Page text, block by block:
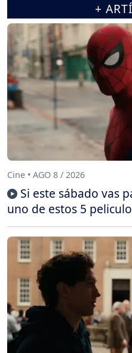
+
Cine • AGO 8 / 2026
Si este sábado vas
uno de estos 5